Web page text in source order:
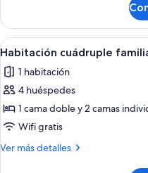
cuádruple
estándar,
balcón
Abrir
todas
las
fotos
de
Habitación
cuádruple
1
Habitación cuádruple
1 habitación
4 huéspedes
1 cama doble y 2 camas
Wifi gratis
Ver más detalles
Más